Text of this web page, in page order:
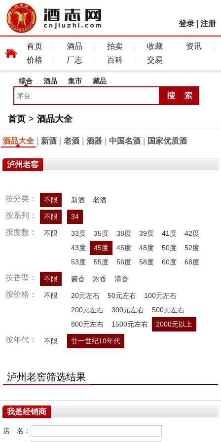
登录 注册
首页 酒品 拍卖 收藏
资讯
价格
厂志 百科 交易
综合 酒品 集市 藏品
首页 > 酒品大全
酒品大全 新酒 老酒 酒器 中国名酒 国家优质酒
泸州老窖
按分类： 不限 新酒 老酒
按系列： 不限 34
按度数： 不限 33度 35度 38度 39度 41度
42度
43度
45度 46度 48度 50度
52度
53度
55度 56度 58度 60度 68度
按香型： 不限 酱香 浓香 清香
按价格： 不限 20元左右 50元左右
100元左右
200元左右
300元左右
500元左右
800元左右
1500元左右 2000元以上
按年代： 不限 廿一世纪10年代
泸州老窖筛选结果
我是经销商
店 名：